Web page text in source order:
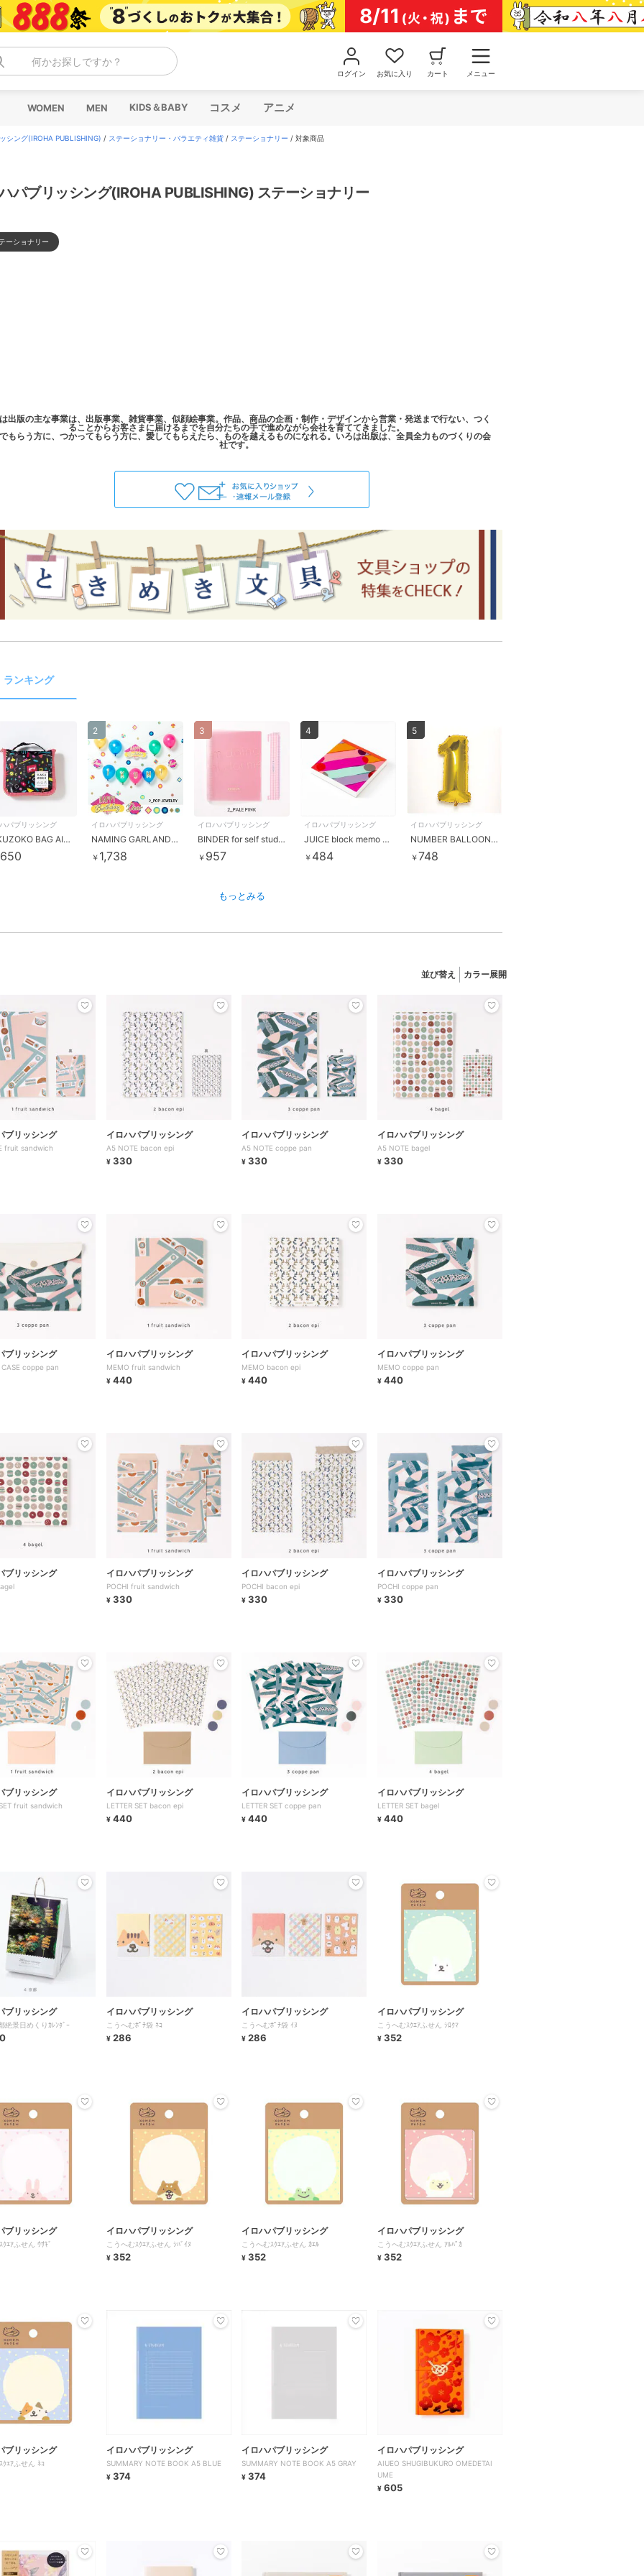
何かお探しですか？
ログイン お気に入り カート メニュー
WOMEN MEN KIDS＆BABY コスメ アニメ
シング(IROHA PUBLISHING) / ステーショナリー・バラエティ雑貨 / ステーショナリー / 対象商品
パブリッシング(IROHA PUBLISHING) ステーショナリー
ーショナリー
出版の主な事業は、出版事業、雑貨事業、似顔絵事業。作品、商品の企画・制作・デザインから営業・発送まで行ない、つく
ることからお客さまに届けるまでを自分たちの手で進めながら会社を育ててきました。
もらう方に、つかってもらう方に、愛してもらえたら、ものを越えるものになれる。いろは出版は、全員全力ものづくりの会
ランキング
パブリッシング
KAKUZOKO BAG AIUEO M Piece
イロハパブリッシング
NAMING GARLAND POP JEWELRY
￥ 1,738
2
イロハパブリッシング
BINDER for self study PALE PINK
￥ 957
3
イロハパブリッシング
JUICE block memo Rare
￥ 484
4
イロハパブリッシング
NUMBER BALLOON gold1
￥748
5
もっとみる
並び替え カラー展開
ブリッシング
fruit sandwich
イロハパブリッシング
A5 NOTE bacon epi
¥ 330
イロハパブリッシング
A5 NOTE coppe pan
¥ 330
イロハパブリッシング
A5 NOTE bagel
¥ 330
ブリッシング
CASE coppe pan
イロハパブリッシング
MEMO fruit sandwich
¥ 440
イロハパブリッシング
MEMO bacon epi
¥ 440
イロハパブリッシング
MEMO coppe pan
¥ 440
ブリッシング イロハパブリッシング
POCHI fruit sandwich
¥ 330
イロハパブリッシング
POCHI bacon epi
¥ 330
イロハパブリッシング
POCHI coppe pan
¥ 330
ブリッシング
fruit sandwich
イロハパブリッシング
LETTER SET bacon epi
¥ 440
イロハパブリッシング
LETTER SET coppe pan
¥ 440
イロハパブリッシング
LETTER SET bagel
¥ 440
ブリッシング
絶景日めくりｶﾚﾝﾀﾞｰ
イロハパブリッシング
こうへむﾎﾟﾁ袋 ﾈｺ
¥ 286
イロハパブリッシング
こうへむﾎﾟﾁ袋 ｲﾇ
¥ 286
イロハパブリッシング
こうへむｽｸｴｱふせん ｼﾛｸﾏ
¥ 352
ブリッシング
ｸｴｱふせん ｳｻｷﾞ
イロハパブリッシング
こうへむｽｸｴｱふせん ｼﾊﾞｲﾇ
¥ 352
イロハパブリッシング
こうへむｽｸｴｱふせん ｶｴﾙ
¥ 352
イロハパブリッシング
こうへむｽｸｴｱふせん ｱﾙﾊﾟｶ
¥ 352
ブリッシング
ｸｴｱふせん ﾈｺ
イロハパブリッシング
SUMMARY NOTE BOOK A5 BLUE
¥ 374
イロハパブリッシング
SUMMARY NOTE BOOK A5 GRAY
¥ 374
イロハパブリッシング
AIUEO SHUGIBUKURO OMEDETAI
UME
¥ 605